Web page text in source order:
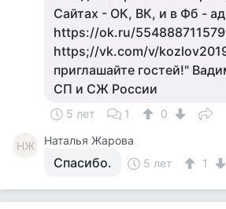
Сайтах - ОК, ВК, и в Фб -
https://ok.ru/
https;//vk.com/v/
приглашайте гостей!"
СП и СЖ России
5 лет 1 0
НЖ Наталья Жарова
Спасибо. 5 лет 1